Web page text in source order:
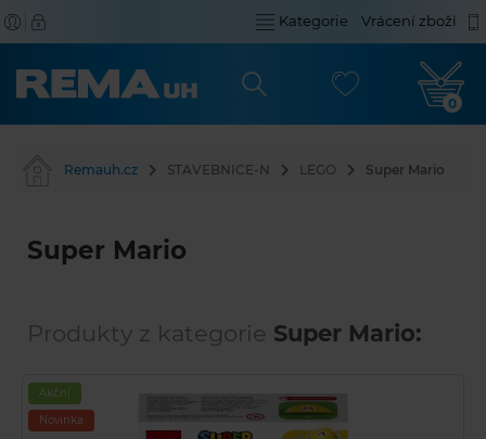
Kategorie Vrácení zboží
0
Remauh.cz STAVEBNICE-N LEGO Super Mario
Super Mario
Produkty z kategorie Super Mario:
Akční
Novinka